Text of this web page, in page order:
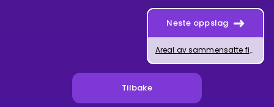
Neste oppslag
Areal av sammensatte figurer i planet
Tilbake